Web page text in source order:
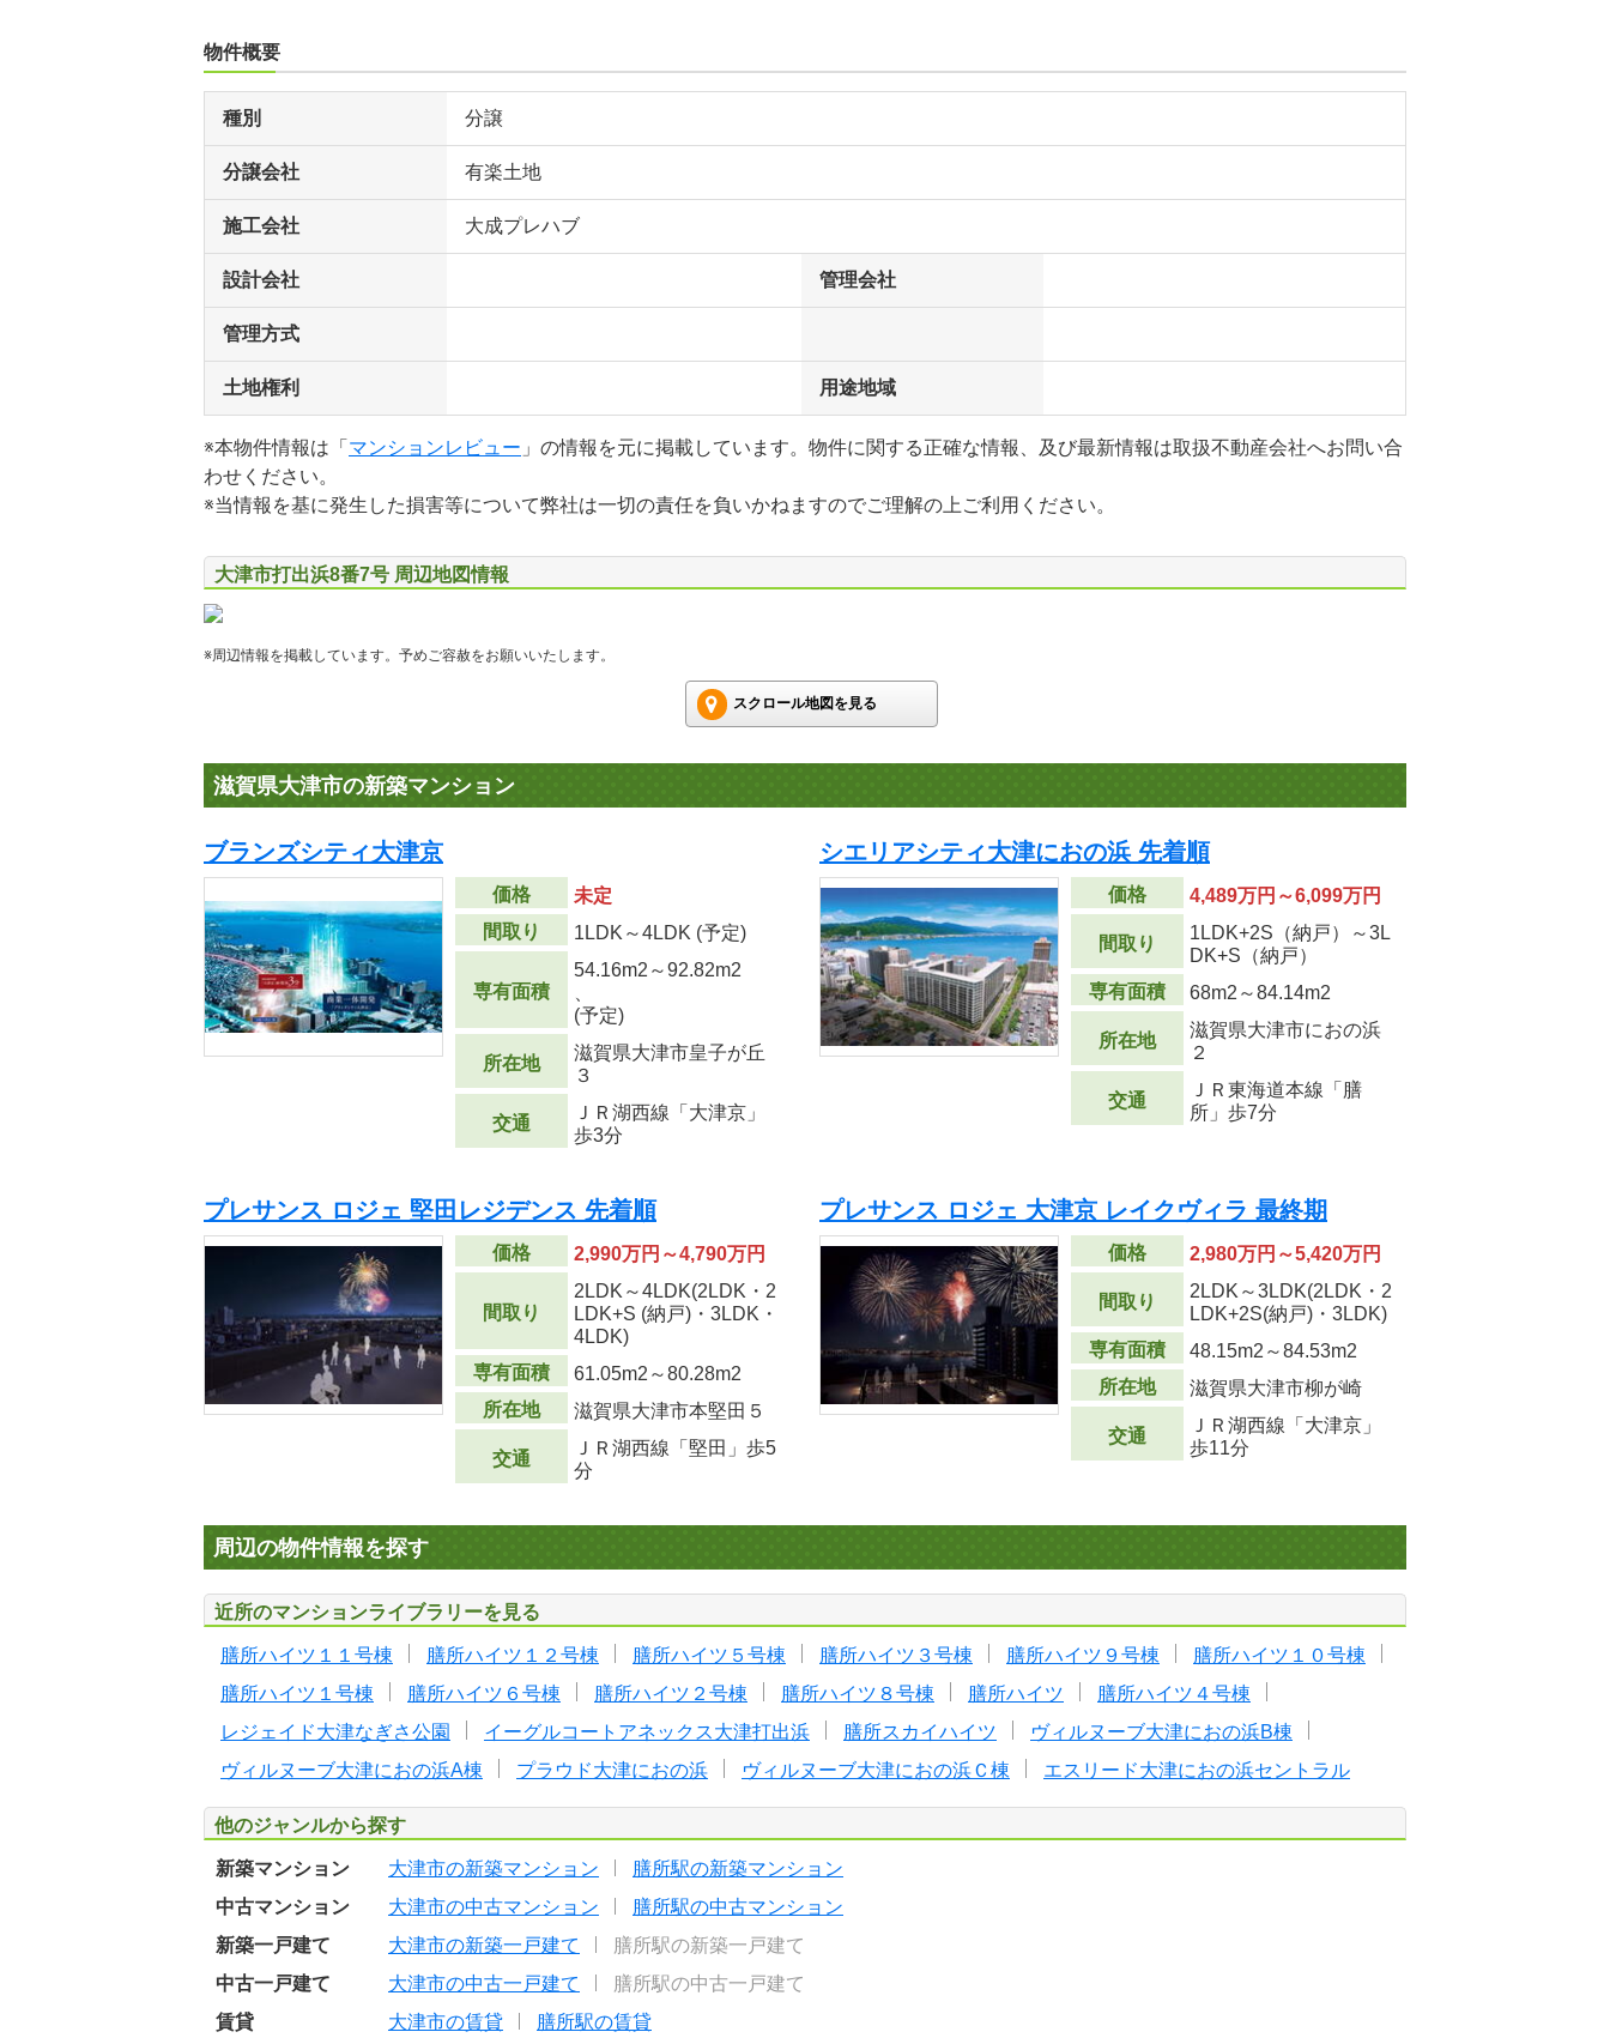
物件概要
種別 分譲
分譲会社 有楽土地
施工会社 大成プレハブ
設計会社 管理会社
管理方式
土地権利 用途地域
※本物件情報は「 マンションレビュー 」の情報を元に掲載しています。物件に関する正確な情報、及び最新情報は取扱不動産会社へお問い合
わせください。
※当情報を基に発生した損害等について弊社は一切の責任を負いかねますのでご理解の上ご利用ください。
大津市打出浜8番7号 周辺地図情報
※周辺情報を掲載しています。予めご容赦をお願いいたします。
スクロール地図を見る
滋賀県大津市の新築マンション
ブランズシティ大津京
価格
未定
間取り
1LDK～4LDK (予定)
専有面積
54.16m2 ～92.82m2
(予定)
所在地
滋賀県大津市皇子が丘
３
交通
ＪＲ湖西線「大津京」
歩3分
シエリアシティ大津におの浜 先着順
価格 4,489万円～6,099万円
間取り
1LDK+2S（納戸）～3L
DK+S（納戸）
専有面積
68m2 ～84.14m2
所在地
滋賀県大津市におの浜
２
交通
ＪＲ東海道本線「膳
所」歩7分
プレサンス ロジェ 堅田レジデンス 先着順
価格 2,990万円～4,790万円
間取り
2LDK～4LDK(2LDK・2
LDK+S (納戸)・3LDK・
4LDK)
専有面積
61.05m2 ～80.28m2
所在地
滋賀県大津市本堅田５
交通
ＪＲ湖西線「堅田」歩5
分
プレサンス ロジェ 大津京 レイクヴィラ 最終期
価格 2,980万円～5,420万円
間取り
2LDK～3LDK(2LDK・2
LDK+2S(納戸)・3LDK)
専有面積
48.15m2 ～84.53m2
所在地
滋賀県大津市柳が崎
交通
ＪＲ湖西線「大津京」
歩11分
周辺の物件情報を探す
近所のマンションライブラリーを見る
膳所ハイツ１１号棟 膳所ハイツ１２号棟 膳所ハイツ５号棟 膳所ハイツ３号棟 膳所ハイツ９号棟
膳所ハイツ１０号棟
膳所ハイツ１号棟
膳所ハイツ６号棟 膳所ハイツ２号棟 膳所ハイツ８号棟 膳所ハイツ
膳所ハイツ４号棟
レジェイド大津なぎさ公園
イーグルコートアネックス大津打出浜 膳所スカイハイツ
ヴィルヌーブ大津におの浜B棟
ヴィルヌーブ大津におの浜A棟
プラウド大津におの浜 ヴィルヌーブ大津におの浜Ｃ棟 エスリード大津におの浜セントラル
他のジャンルから探す
新築マンション 大津市の新築マンション
膳所駅の新築マンション
中古マンション
大津市の中古マンション
膳所駅の中古マンション
新築一戸建て
大津市の新築一戸建て
膳所駅の新築一戸建て
中古一戸建て
大津市の中古一戸建て
膳所駅の中古一戸建て
賃貸
大津市の賃貸 膳所駅の賃貸